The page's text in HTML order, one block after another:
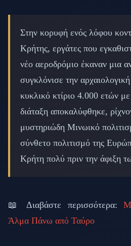
📅 4 Μαρτίου 2026 ⏱️ 8
Στην κορυφή ενός λόφου
Κρήτης, εργάτες που
νέο αεροδρόμιο έκαναν μια
συγκλόνισε την
κυκλικό κτίριο 4.000 ετών
διάταξη αποκαλύφθηκε,
μυστηριώδη Μινωικό
σύνθετο πολιτισμό της
Κρήτη πολύ πριν την άφιξη
📖 Διαβάστε περισσότερα:
Άλμα Πάνω από Ταύρο